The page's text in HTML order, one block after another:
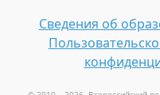
Сведения об